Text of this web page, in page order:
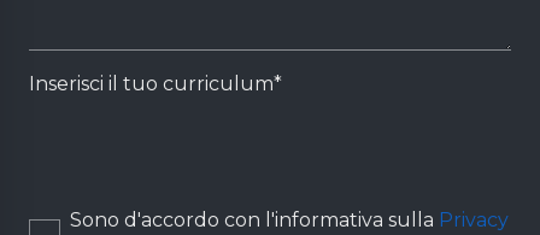
Inserisci il tuo curriculum*
Sono d'accordo con l'informativa sulla Privacy